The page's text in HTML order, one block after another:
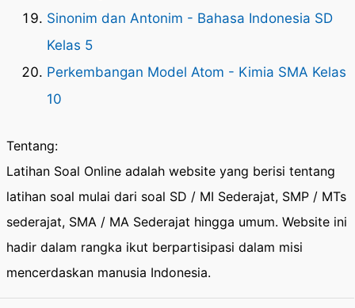
Sinonim dan Antonim - Bahasa Indonesia SD
Kelas 5
Perkembangan Model Atom - Kimia SMA Kelas
10
Tentang:
Latihan Soal Online adalah website yang berisi tentang
latihan soal mulai dari soal SD / MI Sederajat, SMP / MTs
sederajat, SMA / MA Sederajat hingga umum. Website ini
hadir dalam rangka ikut berpartisipasi dalam misi
mencerdaskan manusia Indonesia.